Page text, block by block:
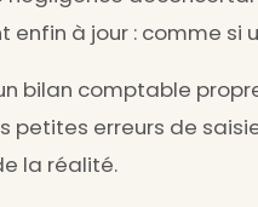
enfin à jour : comme si
bilan comptable
petites erreurs de
la réalité.